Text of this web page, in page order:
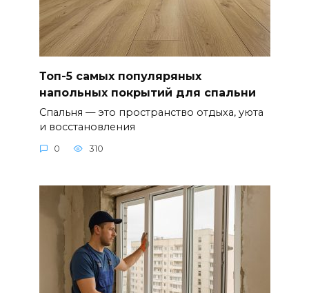
Топ-5 самых популяряных
напольных покрытий для спальни
Спальня — это пространство отдыха, уюта
и восстановления
0 310